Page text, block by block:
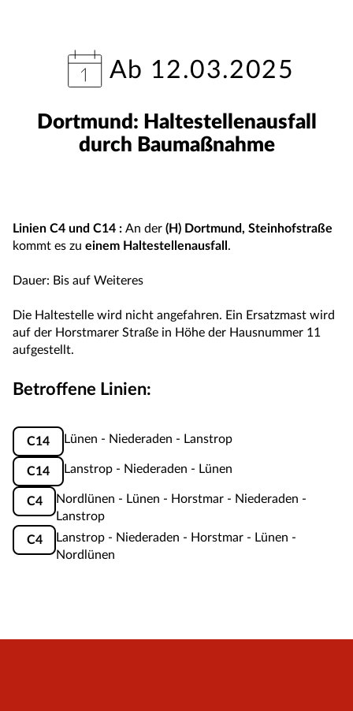
Ab 12.03.2025
Dortmund: Haltestellenausfall
durch Baumaßnahme
Linien C4 und C14 : An der (H) Dortmund, Steinhofstraße
kommt es zu einem Haltestellenausfall .
Dauer: Bis auf Weiteres
Die Haltestelle wird nicht angefahren. Ein Ersatzmast wird
auf der Horstmarer Straße in Höhe der Hausnummer 11
aufgestellt.
Betroffene Linien:
C14 Lünen - Niederaden - Lanstrop
C14 Lanstrop - Niederaden - Lünen
C4
Nordlünen - Lünen - Horstmar - Niederaden -
Lanstrop
C4
Lanstrop - Niederaden - Horstmar - Lünen -
Nordlünen